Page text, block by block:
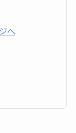
へ